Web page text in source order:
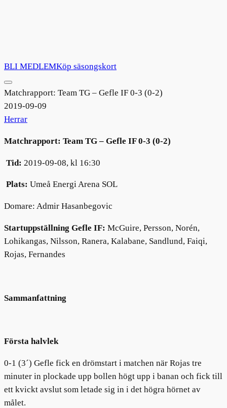
BLI MEDLEMKöp säsongskort
Matchrapport: Team TG – Gefle IF 0-3 (0-2)
2019-09-09
Herrar
Matchrapport: Team TG – Gefle IF 0-3 (0-2)
Tid: 2019-09-08, kl 16:30
Plats: Umeå Energi Arena SOL
Domare: Admir Hasanbegovic
Startuppställning Gefle IF: McGuire, Persson, Norén,
Lohikangas, Nilsson, Ranera, Kalabane, Sandlund, Faiqi,
Rojas, Fernandes
Sammanfattning
Första halvlek
0-1 (3´) Gefle fick en drömstart i matchen när Rojas tre
minuter in plockade upp bollen högt upp i banan och fick till
ett kvickt avslut som letade sig in i det högra hörnet av
målet.